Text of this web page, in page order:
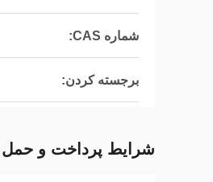
شماره CAS:
برجسته کردن:
شرایط پرداخت و حمل